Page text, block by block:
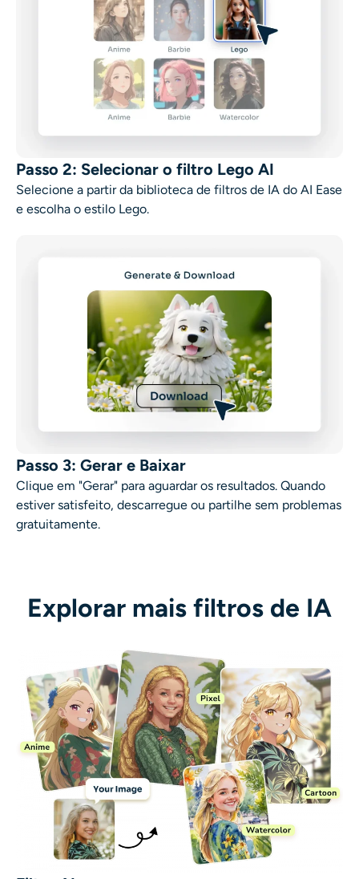
Passo 2: Selecionar o filtro Lego AI
Selecione a partir da biblioteca de filtros de IA do AI Ease
e escolha o estilo Lego.
Passo 3: Gerar e Baixar
Clique em "Gerar" para aguardar os resultados. Quando
estiver satisfeito, descarregue ou partilhe sem problemas
gratuitamente.
Explorar mais filtros de IA